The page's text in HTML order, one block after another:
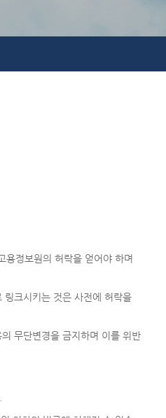
정보원의 허락을 얻어야 하며
크시키는 것은 사전에 허락을
무단변경을 금지하며 이를 위반